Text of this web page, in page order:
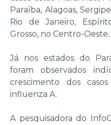
Paraíba, Alagoas,
Rio de Janeiro,
Grosso, no Centro-Oeste.
Já nos estados do
foram observados
crescimento dos
influenza A.
A pesquisadora do